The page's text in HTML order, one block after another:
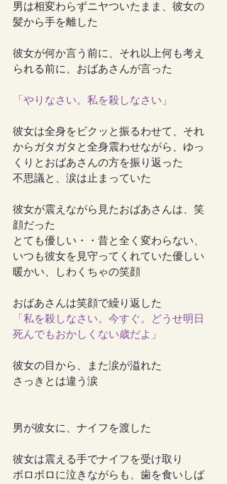
男は相変わらずニヤついたまま、彼女の
髪から手を離した
彼女が何か言う前に、それ以上何も考え
られる前に、おばあさんが言った
「やりなさい。私を殺しなさい」
彼女は全身をビクッと振るわせて、それ
からガタガタと全身震わせながら、ゆっ
くりとおばあさんの方を振り返った
不思議と、涙は止まっていた
彼女が震えながら見たおばあさんは、笑
顔だった
とても優しい・・昔と全く変わらない、
いつも彼女を見守ってくれていた優しい
暖かい、しわくちゃの笑顔
おばあさんは笑顔で繰り返した
「私を殺しなさい。今すぐ。どうせ明日
死んでもおかしくない歳だよ」
彼女の目から、また涙が溢れた
さっきとは違う涙
男が彼女に、ナイフを渡した
彼女は震える手でナイフを受け取り
ボロボロに泣きながらも、歯を食いしば